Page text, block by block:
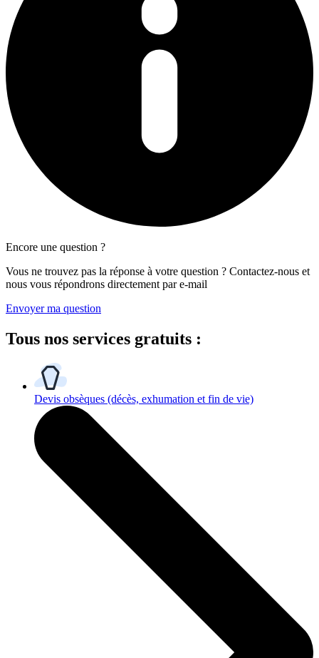
Encore une question ?
Vous ne trouvez pas la réponse à votre question ? Contactez-nous et
nous vous répondrons directement par e-mail
Envoyer ma question
Tous nos services gratuits :
Devis obsèques (décès, exhumation et fin de vie)